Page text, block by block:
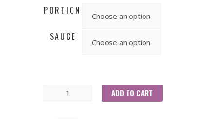
PORTION
SAUCE
ADD TO CART